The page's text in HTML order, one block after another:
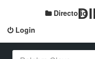
Login
Directorio